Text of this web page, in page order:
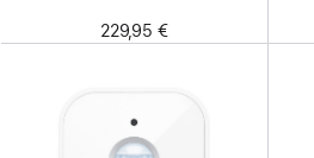
229,95 €